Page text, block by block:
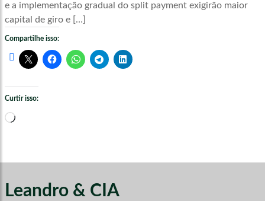
e a implementação gradual do split payment exigirão maior
capital de giro e […]
Compartilhe isso:
Curtir isso:
Carregando...
Leandro & CIA